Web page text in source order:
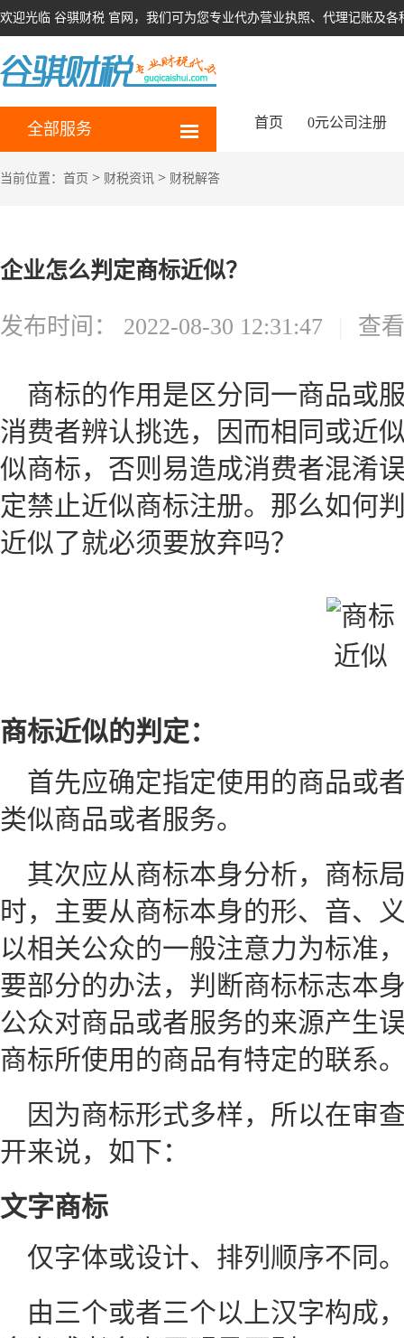
欢迎光临 谷骐财税 官网，我们可为您专业代办营业执照、代理记账及各
全部服务 首页 0元公司注册
当前位置： 首页 > 财税资讯 > 财税解答
企业怎么判定商标近似？
发布时间： 2022-08-30 12:31:47 查
商标的作用是区分同一商品或
消费者辨认挑选，因而相同或近
似商标，否则易造成消费者混淆
定禁止近似商标注册。那么如何
近似了就必须要放弃吗？
商标近似的判定：
首先应确定指定使用的商品或
类似商品或者服务。
其次应从商标本身分析，商标
时，主要从商标本身的形、音、
以相关公众的一般注意力为标准
要部分的办法，判断商标标志本
公众对商品或者服务的来源产生
商标所使用的商品有特定的联系
因为商标形式多样，所以在审
开来说，如下：
文字商标
仅字体或设计、排列顺序不同
由三个或者三个以上汉字构成